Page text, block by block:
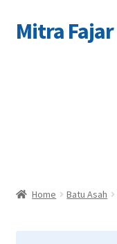
Skip
to
Skip
to
Mitra Fajar
Home Batu Asah